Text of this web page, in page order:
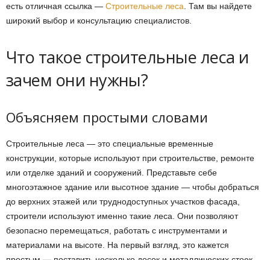
есть отличная ссылка — Строительные леса . Там вы найдете
широкий выбор и консультацию специалистов.
Что такое строительные леса и
зачем они нужны?
Объясняем простыми словами
Строительные леса — это специальные временные
конструкции, которые используют при строительстве, ремонте
или отделке зданий и сооружений. Представьте себе
многоэтажное здание или высотное здание — чтобы добраться
до верхних этажей или труднодоступных участков фасада,
строители используют именно такие леса. Они позволяют
безопасно перемещаться, работать с инструментами и
материалами на высоте. На первый взгляд, это кажется